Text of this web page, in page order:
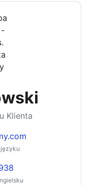
Klienta